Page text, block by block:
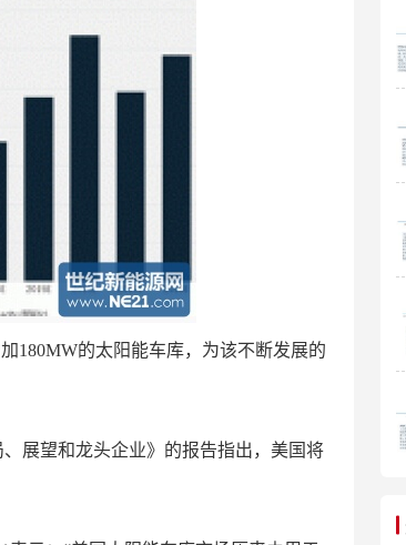
180MW的太阳能车库，为该不断发展的
展望和龙头企业》的报告指出，美国将